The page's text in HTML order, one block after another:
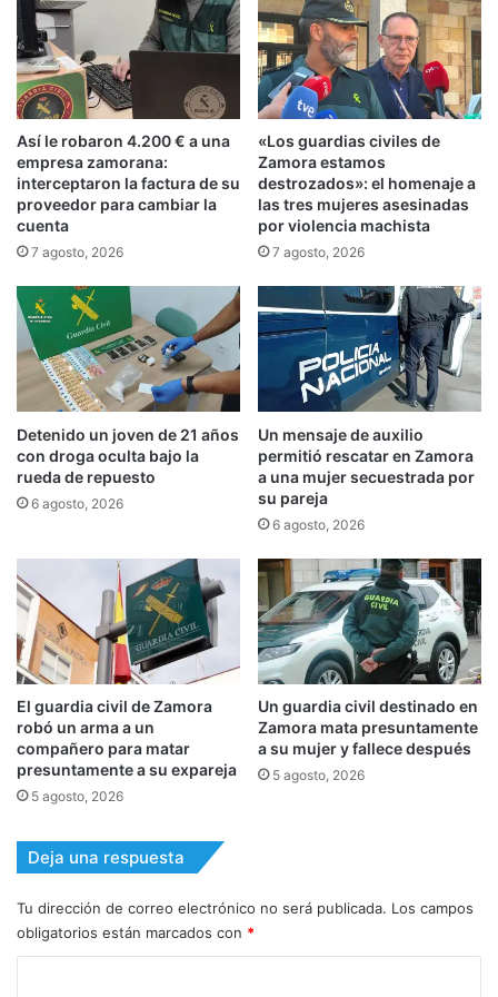
Así le robaron 4.200 € a una
empresa zamorana:
interceptaron la factura de su
proveedor para cambiar la
cuenta
7 agosto, 2026
«Los guardias civiles de
Zamora estamos
destrozados»: el homenaje a
las tres mujeres asesinadas
por violencia machista
7 agosto, 2026
Detenido un joven de 21 años
con droga oculta bajo la
rueda de repuesto
6 agosto, 2026
Un mensaje de auxilio
permitió rescatar en Zamora
a una mujer secuestrada por
su pareja
6 agosto, 2026
El guardia civil de Zamora
robó un arma a un
compañero para matar
presuntamente a su expareja
5 agosto, 2026
Un guardia civil destinado en
Zamora mata presuntamente
a su mujer y fallece después
5 agosto, 2026
Deja una respuesta
Tu dirección de correo electrónico no será publicada. Los campos
obligatorios están marcados con *